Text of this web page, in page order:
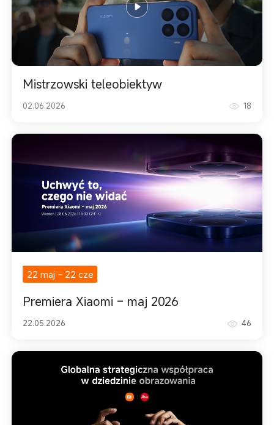
Mistrzowski teleobiektyw
02.06.2026 18
22 maj - 22 cze
Premiera Xiaomi – maj 2026
22.05.2026 46